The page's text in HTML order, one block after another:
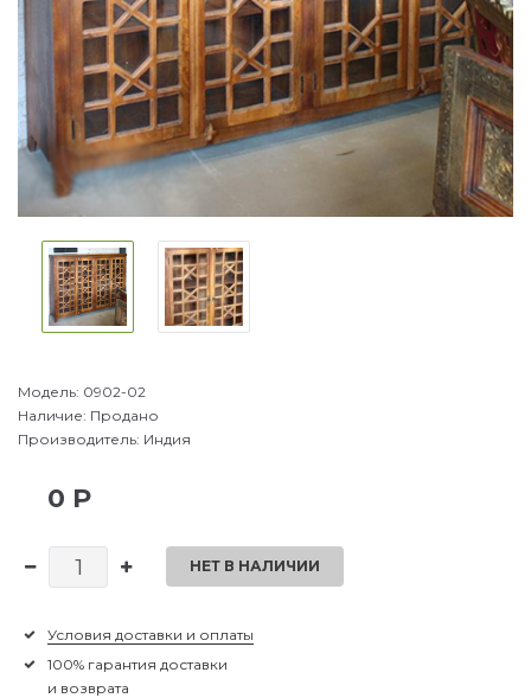
Модель: 0902-02
Наличие: Продано
Производитель: Индия
0 Р
НЕТ В НАЛИЧИИ
Условия доставки и оплаты
100% гарантия доставки
и возврата